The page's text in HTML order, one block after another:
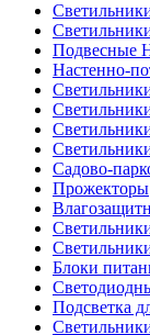
Настенно-
Садово-
Прожекторы
Блоки
Подсветка